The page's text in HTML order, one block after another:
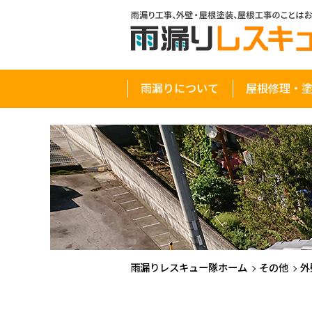
雨漏りについて 屋根修理・
雨漏りレスキュー隊ホーム その他 外